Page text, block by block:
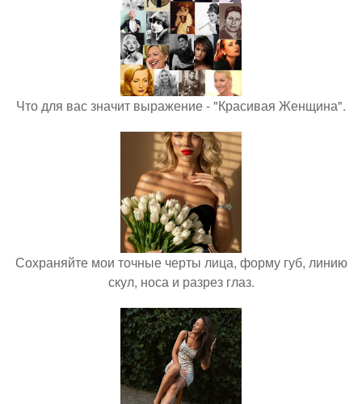
Что для вас значит выражение - "Красивая Женщина".
Сохраняйте мои точные черты лица, форму губ, линию
скул, носа и разрез глаз.